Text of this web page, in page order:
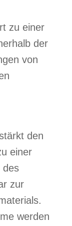
zu einer
der
von
den
einer
des
zur
werden